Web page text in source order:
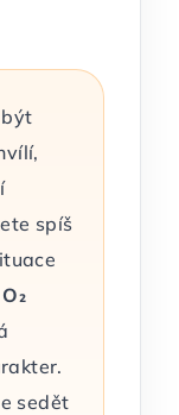
být
spíš
sedět